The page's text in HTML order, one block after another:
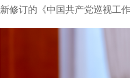
新修订的《中国共产党巡视工